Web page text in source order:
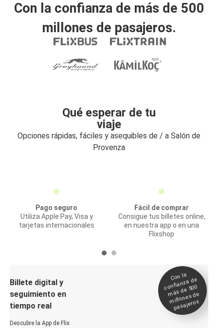
Con la confianza de más de 500
millones de pasajeros.
Qué esperar de tu
viaje
Opciones rápidas, fáciles y asequibles de / a Salón de
Provenza
Pago seguro
Utiliza Apple Pay, Visa y
tarjetas internacionales
Fácil de comprar
Consigue tus billetes online,
en nuestra app o en una
Flixshop
Billete digital y
seguimiento en
tiempo real
Descubre la App de Flix
Con la
confianza de
más de 500
millones de
pasajeros